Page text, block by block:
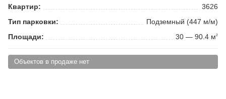
Квартир:
3626
Тип парковки:
Подземный (447 м/м)
Площади:
30 — 90.4 м2
Объектов в продаже нет